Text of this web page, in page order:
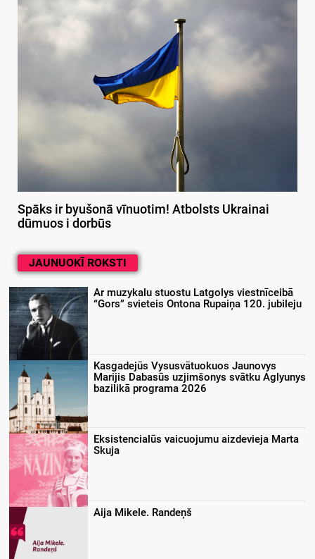
Spāks ir byušonā vīnuotim! Atbolsts Ukrainai
dūmuos i dorbūs
JAUNUOKĪ ROKSTI
Ar muzykalu stuostu Latgolys viestnīceibā
“Gors” svieteis Ontona Rupaiņa 120. jubileju
Kasgadejūs Vysusvātuokuos Jaunovys
Marijis Dabasūs uzjimšonys svātku Aglyunys
bazilikā programa 2026
Eksistencialūs vaicuojumu aizdevieja Marta
Skuja
Aija Mikele. Randeņš